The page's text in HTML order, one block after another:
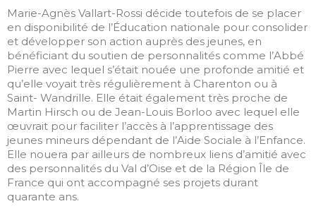
Marie-Agnès Vallart-Rossi décide toutefois de se placer
en disponibilité de l’Éducation nationale pour consolider
et développer son action auprès des jeunes, en
bénéficiant du soutien de personnalités comme l’Abbé
Pierre avec lequel s’était nouée une profonde amitié et
qu’elle voyait très régulièrement à Charenton ou à
Saint- Wandrille. Elle était également très proche de
Martin Hirsch ou de Jean-Louis Borloo avec lequel elle
œuvrait pour faciliter l’accès à l’apprentissage des
jeunes mineurs dépendant de l’Aide Sociale à l’Enfance.
Elle nouera par ailleurs de nombreux liens d’amitié avec
des personnalités du Val d’Oise et de la Région Île de
France qui ont accompagné ses projets durant
quarante ans.